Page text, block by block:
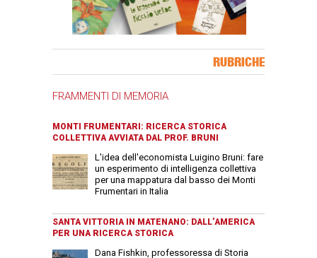
RUBRICHE
FRAMMENTI DI MEMORIA
MONTI FRUMENTARI: RICERCA STORICA
COLLETTIVA AVVIATA DAL PROF. BRUNI
L'idea dell'economista Luigino Bruni: fare
un esperimento di intelligenza collettiva
per una mappatura dal basso dei Monti
Frumentari in Italia
SANTA VITTORIA IN MATENANO: DALL’AMERICA
PER UNA RICERCA STORICA
Dana Fishkin, professoressa di Storia